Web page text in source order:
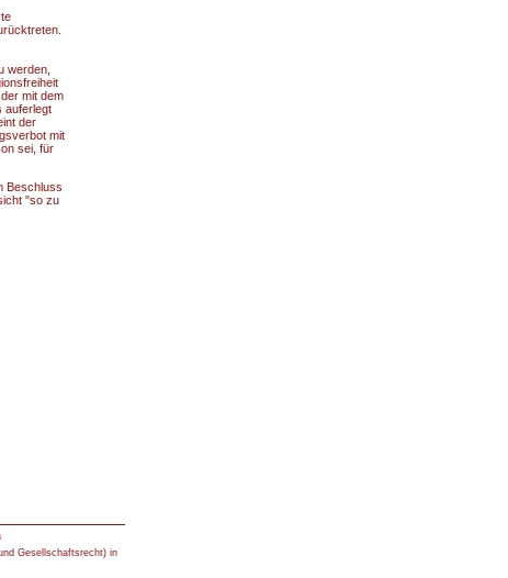
werden,
mit dem
auferlegt
der
mit
sei, für
Beschluss
"so zu
Gesellschaftsrecht) in